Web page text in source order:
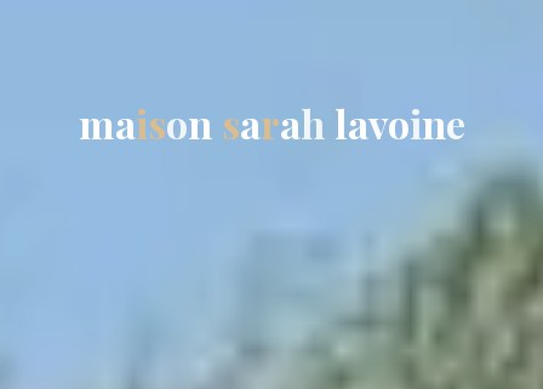
maison sarah lavoine